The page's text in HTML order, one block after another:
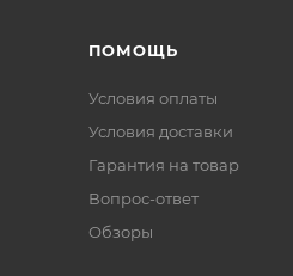
ПОМОЩЬ
Условия оплаты
Условия доставки
Гарантия на товар
Вопрос-ответ
Обзоры